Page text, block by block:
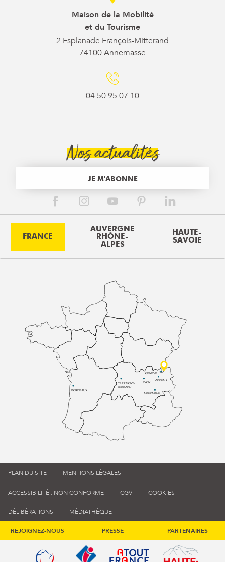
Maison de la Mobilité
et du Tourisme
2 Esplanade François-Mitterand
74100 Annemasse
04 50 95 07 10
Nos actualités
JE M'ABONNE
FRANCE
AUVERGNE
RHÔNE-
ALPES
HAUTE-
SAVOIE
BORDEAUX
CLERMONT-
FERRAND
LYON
ANNECY
GRENOBLE
GENÈVE
PLAN DU SITE MENTIONS LÉGALES
ACCESSIBILITÉ : NON CONFORME CGV COOKIES
DÉLIBÉRATIONS MÉDIATHÈQUE
REJOIGNEZ-NOUS PRESSE PARTENAIRES
Qualité tourisme (s'ouvre dans une nouvelle fenêtre)
Office de tourisme de France (s'ouvre
Atout France (s'ouvre dans